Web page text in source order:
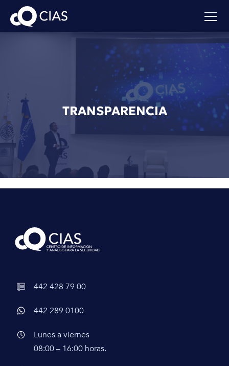
TRANSPARENCIA
442 428 79 00
442 289 0100
Lunes a viernes
08:00 – 16:00 horas.